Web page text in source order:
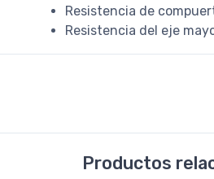
Resistencia de
Resistencia del eje
Productos